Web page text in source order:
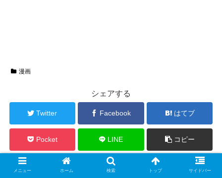
漫画
シェアする
Twitter Facebook はてブ
Pocket LINE コピー
heibonをフォローする
メニュー ホーム 検索 トップ サイドバー